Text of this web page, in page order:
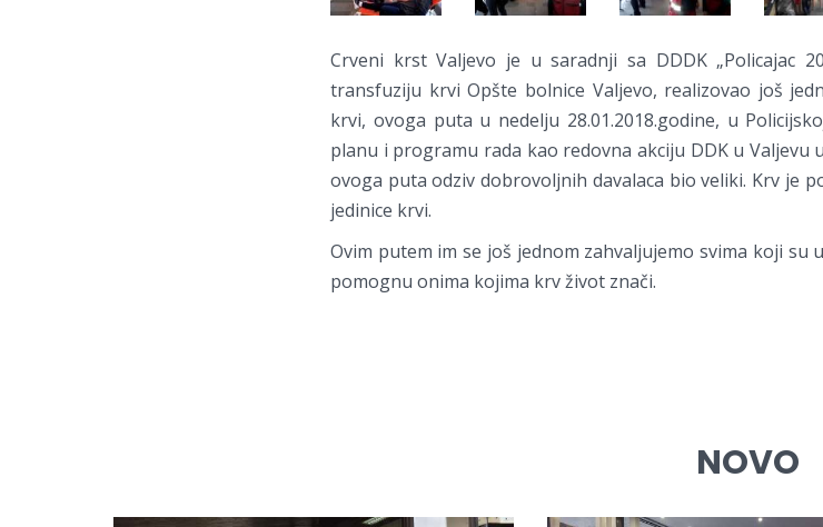
Crveni krst Valjevo je u saradnji sa DDDK „Policajac
transfuziju krvi Opšte bolnice Valjevo, realizovao još
krvi, ovoga puta u nedelju 28.01.2018.godine, u
planu i programu rada kao redovna akciju DDK u Valjevu
ovoga puta odziv dobrovoljnih davalaca bio veliki. Krv je
jedinice krvi.
Ovim putem im se još jednom zahvaljujemo svima koji su
pomognu onima kojima krv život znači.
NOVO